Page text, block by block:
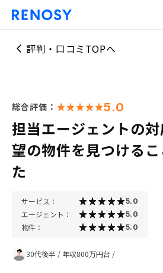
評判・口コミTOPへ
総合評価： 5.0
担当エージェントの
望の物件を見つける
た
サービス： 5.0
エージェント： 5.0
物件： 5.0
30代後半 / 年収800万円台 /